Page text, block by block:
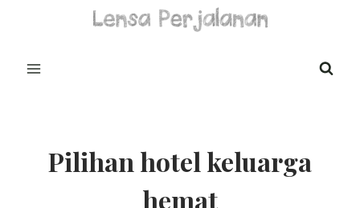
Pilihan hotel keluarga
hemat